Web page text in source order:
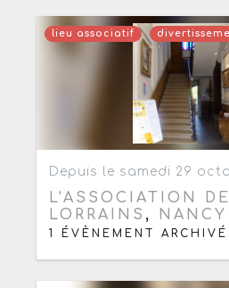
lieu associatif
Depuis le samedi 29
L'ASSOCIATION
LORRAINS , NANCY
1 ÉVÈNEMENT ARCHIVÉ